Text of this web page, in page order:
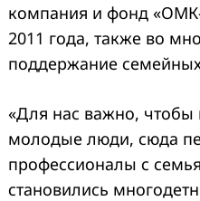
компания и фонд
2011 года, также во
поддержание
«Для нас важно, чтобы
молодые люди, сюда
профессионалы с
становились